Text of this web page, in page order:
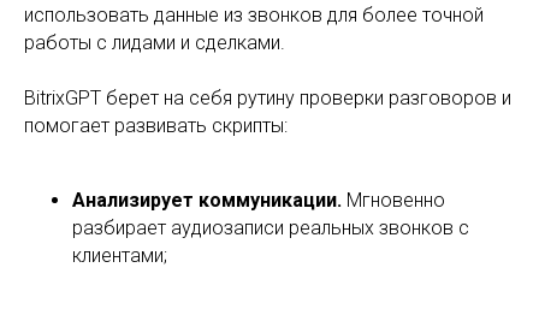
использовать данные из звонков для более точной
работы с лидами и сделками.
BitrixGPT берет на себя рутину проверки разговоров и
помогает развивать скрипты:
Анализирует коммуникации. Мгновенно
разбирает аудиозаписи реальных звонков с
клиентами;